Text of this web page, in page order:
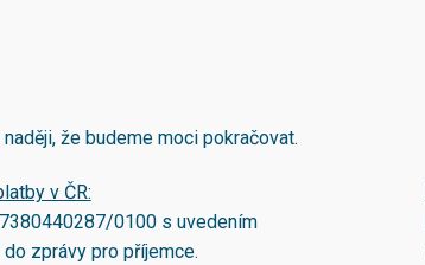
že budeme moci pokračovat.
v ČR:
0100s uvedením
do zprávy pro příjemce.